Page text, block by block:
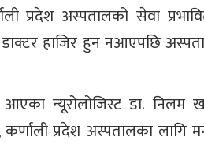
प्रदेश अस्पतालको सेवा
हाजिर हुन नआएपछि
न्यूरोलोजिस्ट डा. निलम
प्रदेश अस्पतालका लागि